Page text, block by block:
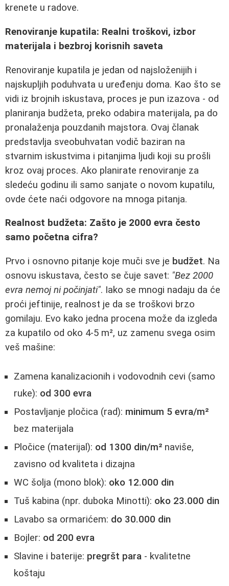
krenete u radove.
Renoviranje kupatila: Realni troškovi, izbor
materijala i bezbroj korisnih saveta
Renoviranje kupatila je jedan od najsloženijih i
najskupljih poduhvata u uređenju doma. Kao što se
vidi iz brojnih iskustava, proces je pun izazova - od
planiranja budžeta, preko odabira materijala, pa do
pronalaženja pouzdanih majstora. Ovaj članak
predstavlja sveobuhvatan vodič baziran na
stvarnim iskustvima i pitanjima ljudi koji su prošli
kroz ovaj proces. Ako planirate renoviranje za
sledeću godinu ili samo sanjate o novom kupatilu,
ovde ćete naći odgovore na mnoga pitanja.
Realnost budžeta: Zašto je 2000 evra često
samo početna cifra?
Prvo i osnovno pitanje koje muči sve je budžet. Na
osnovu iskustava, često se čuje savet: "Bez 2000
evra nemoj ni počinjati". Iako se mnogi nadaju da će
proći jeftinije, realnost je da se troškovi brzo
gomilaju. Evo kako jedna procena može da izgleda
za kupatilo od oko 4-5 m², uz zamenu svega osim
veš mašine:
Zamena kanalizacionih i vodovodnih cevi (samo
ruke): od 300 evra
Postavljanje pločica (rad): minimum 5 evra/m²
bez materijala
Pločice (materijal): od 1300 din/m² naviše,
zavisno od kvaliteta i dizajna
WC šolja (mono blok): oko 12.000 din
Tuš kabina (npr. duboka Minotti): oko 23.000 din
Lavabo sa ormarićem: do 30.000 din
Bojler: od 200 evra
Slavine i baterije: pregršt para - kvalitetne
koštaju